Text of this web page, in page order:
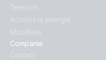
Telecom
Accesul la energie
Mobilitate
Companie
Contact